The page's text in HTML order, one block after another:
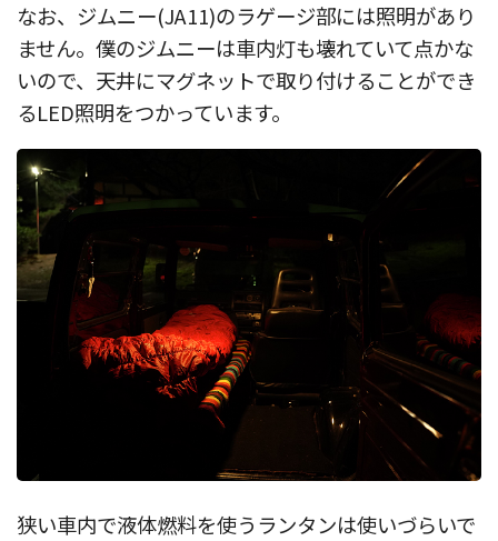
なお、ジムニー(JA11)のラゲージ部には照明があり
ません。僕のジムニーは車内灯も壊れていて点かな
いので、天井にマグネットで取り付けることができ
るLED照明をつかっています。
狭い車内で液体燃料を使うランタンは使いづらいで